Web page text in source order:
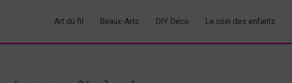
Art du fil Beaux-Arts DIY Déco Le coin des enfants